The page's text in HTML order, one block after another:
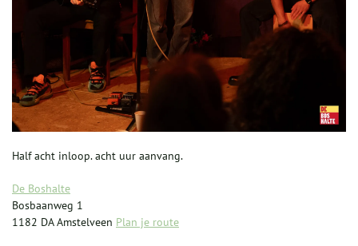
Half acht inloop. acht uur aanvang.
De Boshalte
Bosbaanweg 1
1182 DA Amstelveen Plan je route